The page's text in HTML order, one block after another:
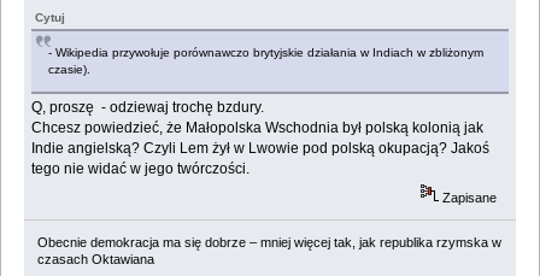
Cytuj
- Wikipedia przywołuje porównawczo brytyjskie działania w Indiach w zbliżonym
czasie).
Q, proszę - odziewaj trochę bzdury.
Chcesz powiedzieć, że Małopolska Wschodnia był polską kolonią jak
Indie angielską? Czyli Lem żył w Lwowie pod polską okupacją? Jakoś
tego nie widać w jego twórczości.
Zapisane
Obecnie demokracja ma się dobrze – mniej więcej tak, jak republika rzymska w
czasach Oktawiana